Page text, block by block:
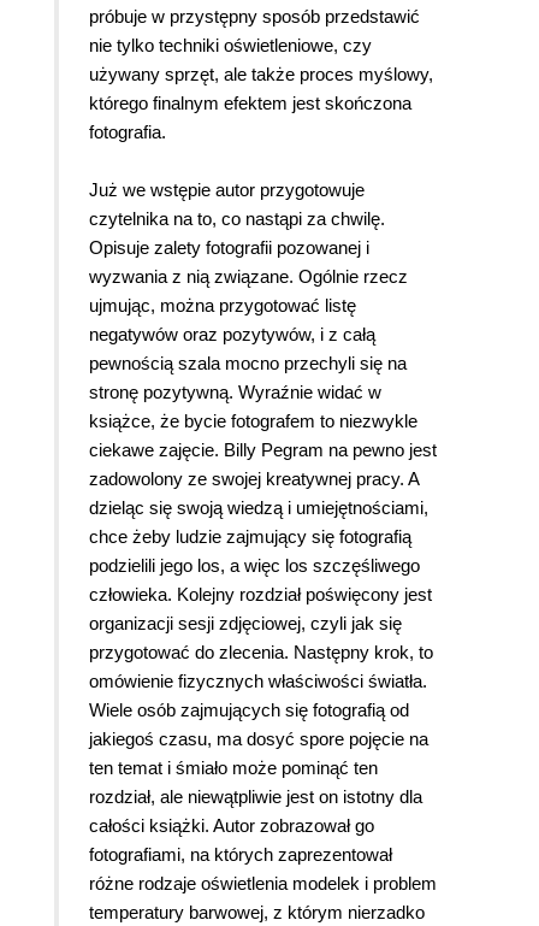
próbuje w przystępny sposób przedstawić
nie tylko techniki oświetleniowe, czy
używany sprzęt, ale także proces myślowy,
którego finalnym efektem jest skończona
fotografia.
Już we wstępie autor przygotowuje
czytelnika na to, co nastąpi za chwilę.
Opisuje zalety fotografii pozowanej i
wyzwania z nią związane. Ogólnie rzecz
ujmując, można przygotować listę
negatywów oraz pozytywów, i z całą
pewnością szala mocno przechyli się na
stronę pozytywną. Wyraźnie widać w
książce, że bycie fotografem to niezwykle
ciekawe zajęcie. Billy Pegram na pewno jest
zadowolony ze swojej kreatywnej pracy. A
dzieląc się swoją wiedzą i umiejętnościami,
chce żeby ludzie zajmujący się fotografią
podzielili jego los, a więc los szczęśliwego
człowieka. Kolejny rozdział poświęcony jest
organizacji sesji zdjęciowej, czyli jak się
przygotować do zlecenia. Następny krok, to
omówienie fizycznych właściwości światła.
Wiele osób zajmujących się fotografią od
jakiegoś czasu, ma dosyć spore pojęcie na
ten temat i śmiało może pominąć ten
rozdział, ale niewątpliwie jest on istotny dla
całości książki. Autor zobrazował go
fotografiami, na których zaprezentował
różne rodzaje oświetlenia modelek i problem
temperatury barwowej, z którym nierzadko